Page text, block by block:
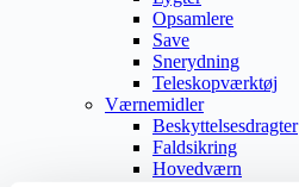
Opsamlere
Save
Snerydning
Teleskopværktøj
Værnemidler
Beskyttelsesdragter
Faldsikring
Hovedværn